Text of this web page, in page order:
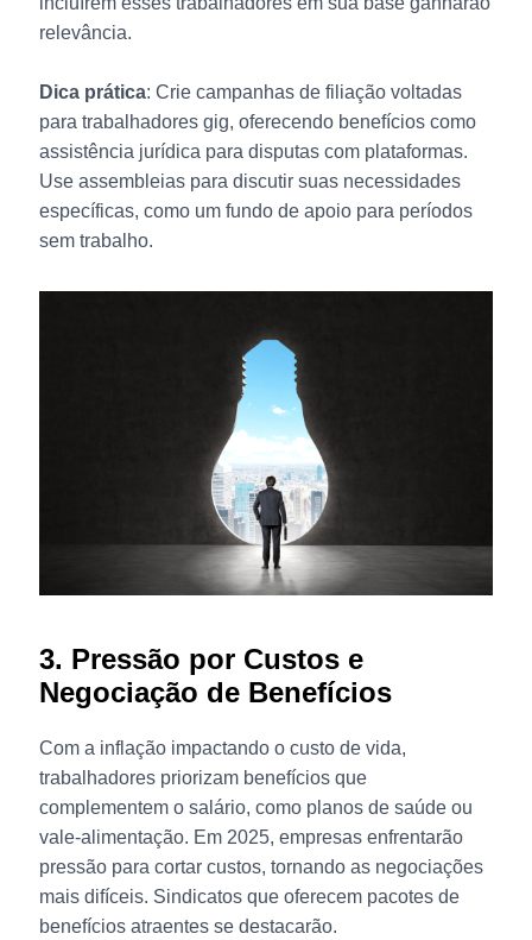
relevância.
Dica prática: Crie campanhas de filiação voltadas
para trabalhadores gig, oferecendo benefícios como
assistência jurídica para disputas com plataformas.
Use assembleias para discutir suas necessidades
específicas, como um fundo de apoio para períodos
sem trabalho.
3. Pressão por Custos e
Negociação de Benefícios
Com a inflação impactando o custo de vida,
trabalhadores priorizam benefícios que
complementem o salário, como planos de saúde ou
vale-alimentação. Em 2025, empresas enfrentarão
pressão para cortar custos, tornando as negociações
mais difíceis. Sindicatos que oferecem pacotes de
benefícios atraentes se destacarão.